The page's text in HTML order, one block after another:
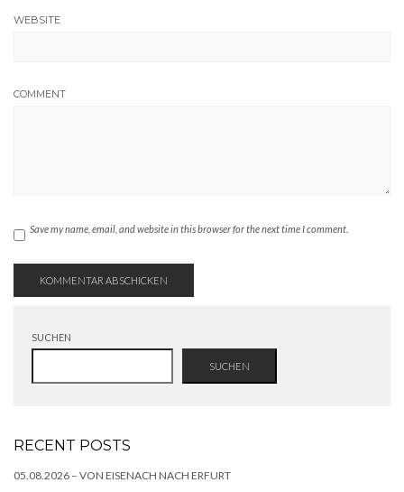
WEBSITE
COMMENT
Save my name, email, and website in this browser for the next time I comment.
SUCHEN
SUCHEN
RECENT POSTS
05.08.2026 – VON EISENACH NACH ERFURT